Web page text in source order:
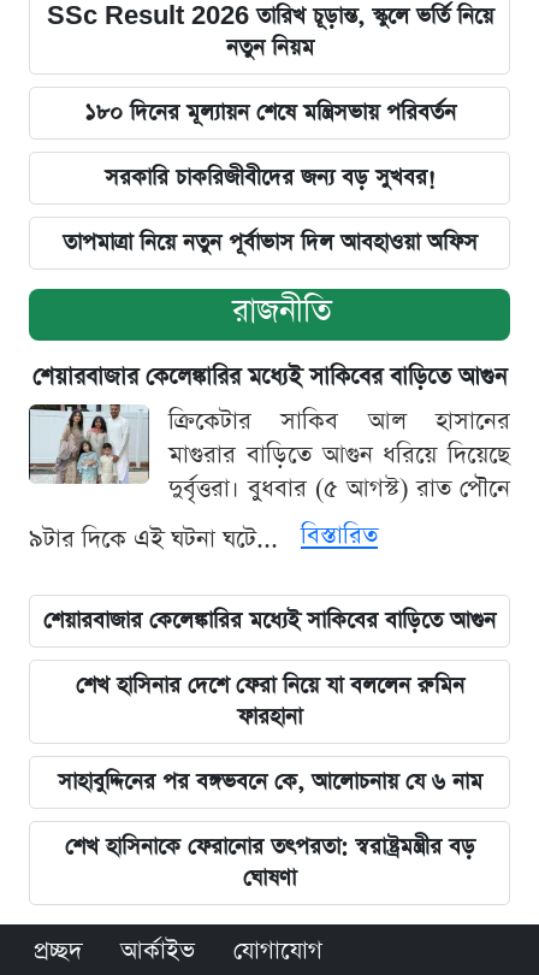
SSc Result 2026 তারিখ চূড়ান্ত, স্কুলে ভর্তি নিয়ে
নতুন নিয়ম
১৮০ দিনের মূল্যায়ন শেষে মন্ত্রিসভায় পরিবর্তন
সরকারি চাকরিজীবীদের জন্য বড় সুখবর!
তাপমাত্রা নিয়ে নতুন পূর্বাভাস দিল আবহাওয়া অফিস
রাজনীতি
শেয়ারবাজার কেলেঙ্কারির মধ্যেই সাকিবের বাড়িতে আগুন
ক্রিকেটার সাকিব আল হাসানের
মাগুরার বাড়িতে আগুন ধরিয়ে দিয়েছে
দুর্বৃত্তরা। বুধবার (৫ আগস্ট) রাত পৌনে
৯টার দিকে এই ঘটনা ঘটে...
বিস্তারিত
শেয়ারবাজার কেলেঙ্কারির মধ্যেই সাকিবের বাড়িতে আগুন
শেখ হাসিনার দেশে ফেরা নিয়ে যা বললেন রুমিন
ফারহানা
সাহাবুদ্দিনের পর বঙ্গভবনে কে, আলোচনায় যে ৬ নাম
শেখ হাসিনাকে ফেরানোর তৎপরতা: স্বরাষ্ট্রমন্ত্রীর বড়
ঘোষণা
প্রচ্ছদ আর্কাইভ যোগাযোগ